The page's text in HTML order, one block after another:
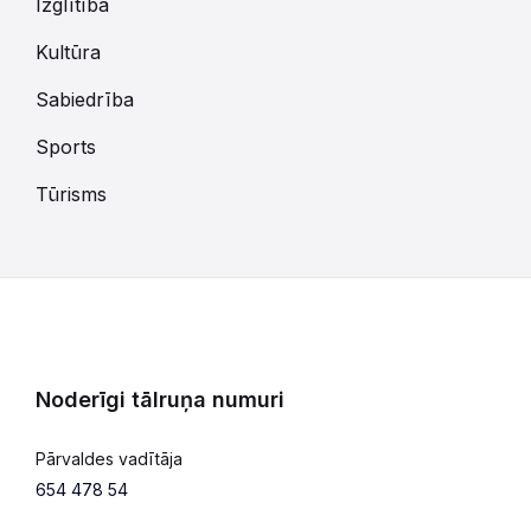
Izglītība
Kultūra
Sabiedrība
Sports
Tūrisms
Noderīgi tālruņa numuri
Pārvaldes vadītāja
654 478 54